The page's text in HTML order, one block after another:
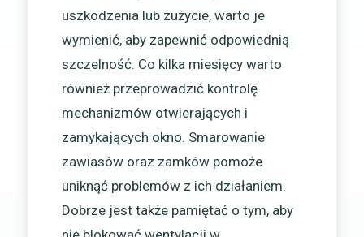
uszkodzenia lub zużycie, warto je
wymienić, aby zapewnić odpowiednią
szczelność. Co kilka miesięcy warto
również przeprowadzić kontrolę
mechanizmów otwierających i
zamykających okno. Smarowanie
zawiasów oraz zamków pomoże
uniknąć problemów z ich działaniem.
Dobrze jest także pamiętać o tym, aby